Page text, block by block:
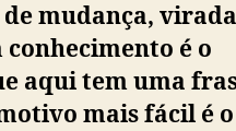
mudança,
é o
aqui tem uma
mais fácil é o